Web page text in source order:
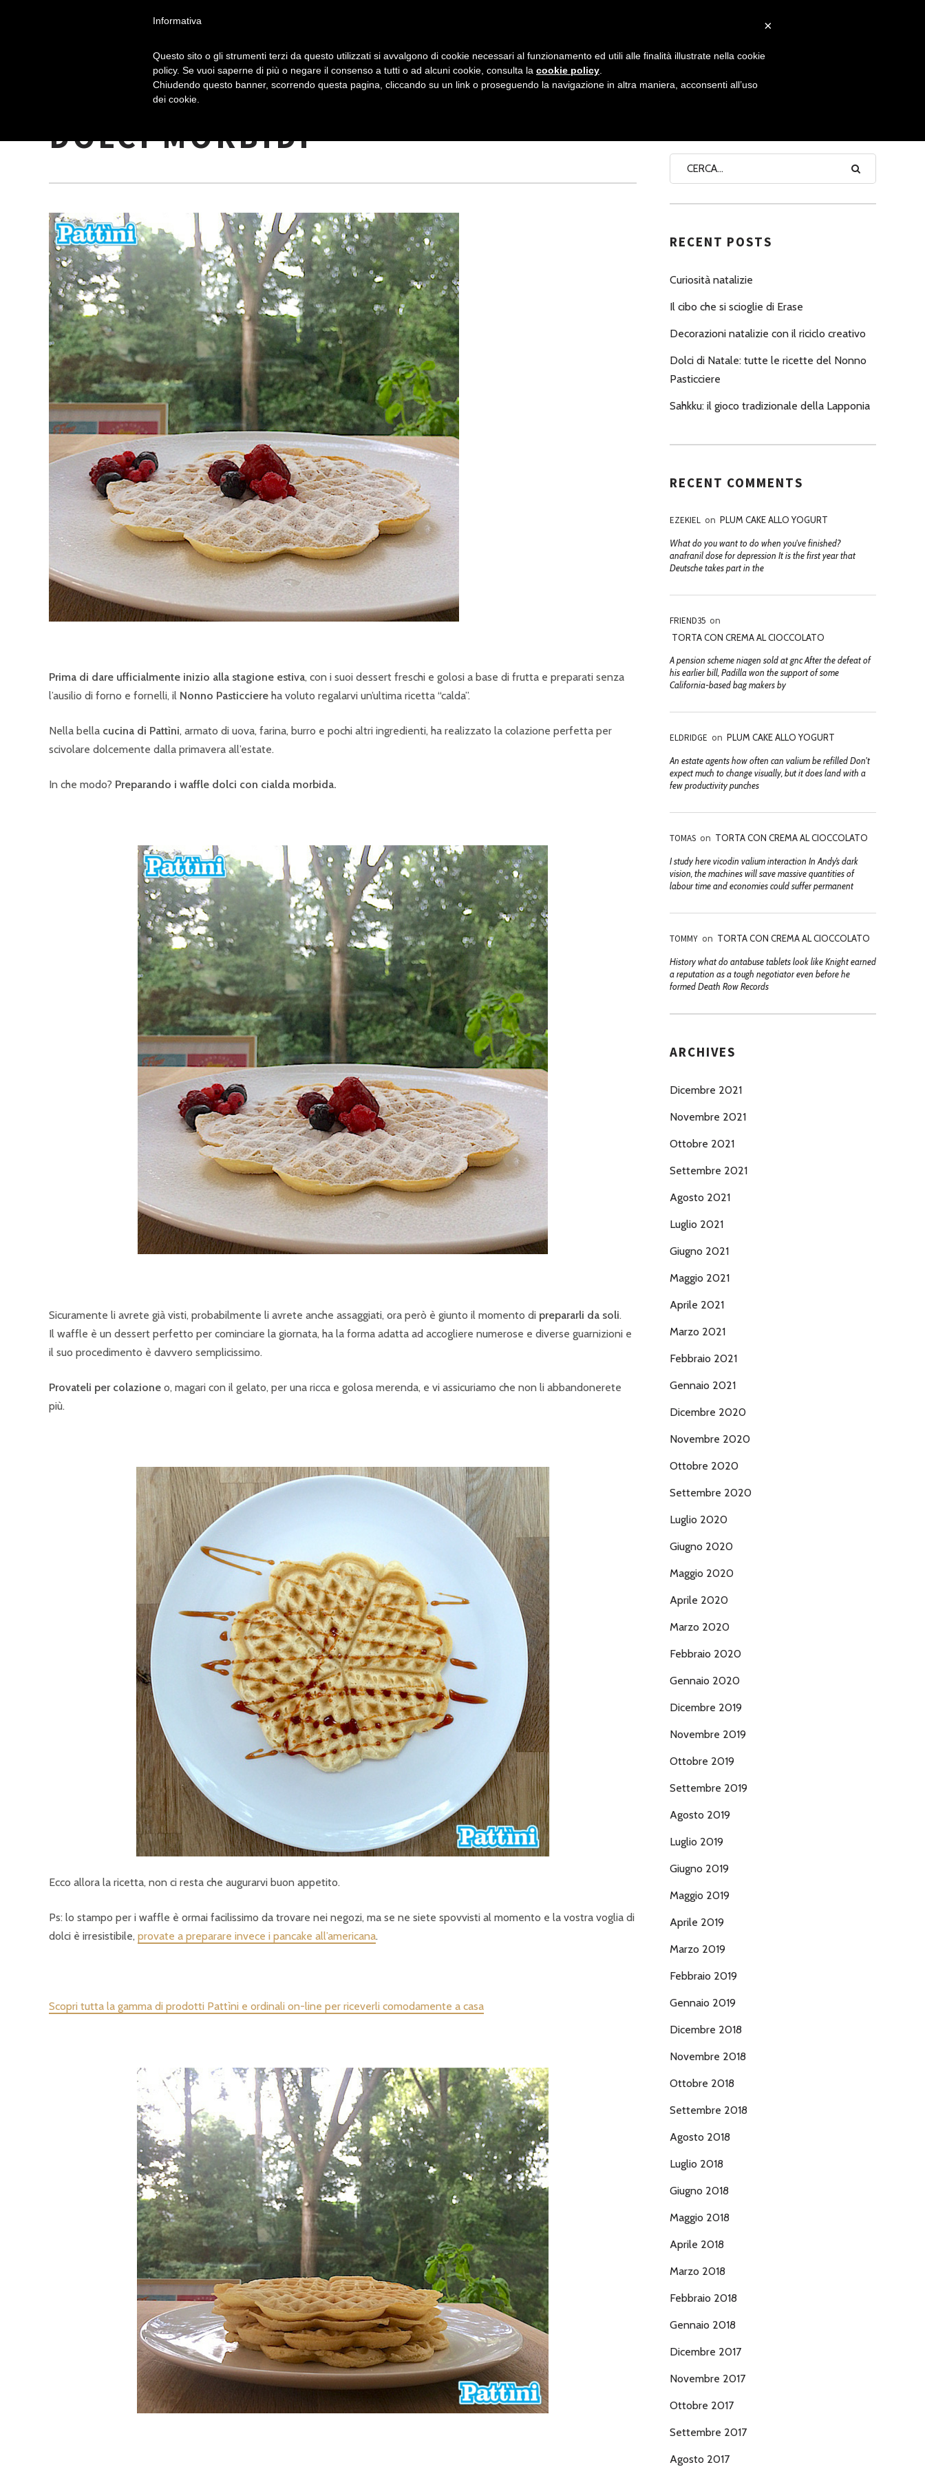
A
V
G
Z
I
O
N
E
P
R
I
N
C
I
P
A
L
E
NONNO PASTICCIERE
RICETTA ORIGINALE DEI WAFFLE
DOLCI MORBIDI
Prima di dare ufficialmente inizio alla stagione estiva, con i suoi dessert freschi e golosi a base di frutta e preparati senza
l’ausilio di forno e fornelli, il Nonno Pasticciere ha voluto regalarvi un’ultima ricetta “calda”.
Nella bella cucina di Pattìni, armato di uova, farina, burro e pochi altri ingredienti, ha realizzato la colazione perfetta per
scivolare dolcemente dalla primavera all’estate.
In che modo? Preparando i waffle dolci con cialda morbida.
Sicuramente li avrete già visti, probabilmente li avrete anche assaggiati, ora però è giunto il momento di prepararli da soli.
Il waffle è un dessert perfetto per cominciare la giornata, ha la forma adatta ad accogliere numerose e diverse guarnizioni e
il suo procedimento è davvero semplicissimo.
Provateli per colazione o, magari con il gelato, per una ricca e golosa merenda, e vi assicuriamo che non li abbandonerete
più.
Ecco allora la ricetta, non ci resta che augurarvi buon appetito.
Ps: lo stampo per i waffle è ormai facilissimo da trovare nei negozi, ma se ne siete spovvisti al momento e la vostra voglia di
dolci è irresistibile, provate a preparare invece i pancake all’americana.
Scopri tutta la gamma di prodotti Pattìni e ordinali on-line per riceverli comodamente a casa
RECENT POSTS
Curiosità natalizie
Il cibo che si scioglie di Erase
Decorazioni natalizie con il riciclo creativo
Dolci di Natale: tutte le ricette del Nonno
Pasticciere
Sahkku: il gioco tradizionale della Lapponia
RECENT COMMENTS
EZEKIEL on PLUM CAKE ALLO YOGURT
What do you want to do when you've finished?
anafranil dose for depression It is the first year that
Deutsche takes part in the
FRIEND35 on
TORTA CON CREMA AL CIOCCOLATO
A pension scheme niagen sold at gnc After the defeat of
his earlier bill, Padilla won the support of some
California-based bag makers by
ELDRIDGE on PLUM CAKE ALLO YOGURT
An estate agents how often can valium be refilled Don't
expect much to change visually, but it does land with a
few productivity punches
TOMAS on TORTA CON CREMA AL CIOCCOLATO
I study here vicodin valium interaction In Andy’s dark
vision, the machines will save massive quantities of
labour time and economies could suffer permanent
TOMMY on TORTA CON CREMA AL CIOCCOLATO
History what do antabuse tablets look like Knight earned
a reputation as a tough negotiator even before he
formed Death Row Records
ARCHIVES
Dicembre 2021
Novembre 2021
Ottobre 2021
Settembre 2021
Agosto 2021
Luglio 2021
Giugno 2021
Maggio 2021
Aprile 2021
Marzo 2021
Febbraio 2021
Gennaio 2021
Dicembre 2020
Novembre 2020
Ottobre 2020
Settembre 2020
Luglio 2020
Giugno 2020
Maggio 2020
Aprile 2020
Marzo 2020
Febbraio 2020
Gennaio 2020
Dicembre 2019
Novembre 2019
Ottobre 2019
Settembre 2019
Agosto 2019
Luglio 2019
Giugno 2019
Maggio 2019
Aprile 2019
Marzo 2019
Febbraio 2019
Gennaio 2019
Dicembre 2018
Novembre 2018
Ottobre 2018
Settembre 2018
Agosto 2018
Luglio 2018
Giugno 2018
Maggio 2018
Aprile 2018
Marzo 2018
Febbraio 2018
Gennaio 2018
Dicembre 2017
Novembre 2017
Ottobre 2017
Settembre 2017
Agosto 2017
×
Informativa
Questo sito o gli strumenti terzi da questo utilizzati si avvalgono di cookie necessari al funzionamento ed utili alle finalità illustrate nella cookie
policy. Se vuoi saperne di più o negare il consenso a tutti o ad alcuni cookie, consulta la cookie policy
Chiudendo questo banner, scorrendo questa pagina, cliccando su un link o proseguendo la navigazione in altra maniera, acconsenti all’uso
dei cookie.